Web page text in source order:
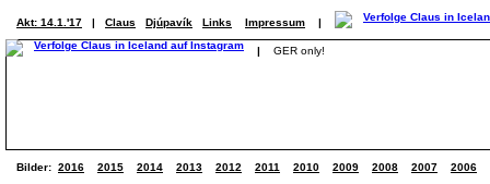
Akt: 14.1.'17 | Claus Djúpavík Links Impressum |
| GER only!
Bilder: 2016 2015 2014 2013 2012 2011 2010 2009 2008 2007 2006